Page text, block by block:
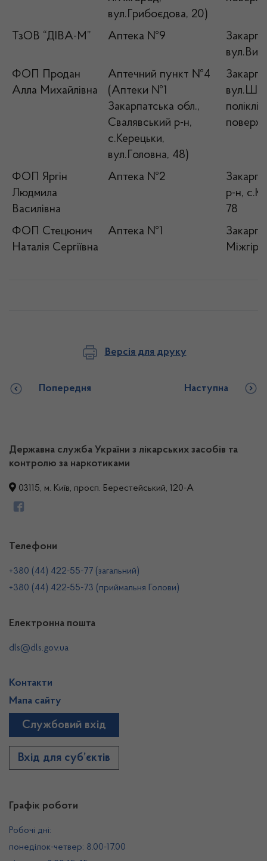
вул.Грибоєдова, 20)
ТзОВ “ДІВА-М” Аптека №9
ФОП Продан
Алла Михайлівна
Аптечний пункт №4
(Аптеки №1
Закарпатська обл.,
Свалявський р-н,
с.Керецьки,
вул.Головна, 48)
поверх
ФОП Яргін
Людмила
Василівна
Аптека №2
р-н,
78
ФОП Стецюнич
Наталія Сергіївна
Аптека №1
Версія для друку
Попередня Наступна
Державна служба України з лікарських засобів та
контролю за наркотиками
03115, м. Київ, просп. Берестейський, 120-А
Графік роботи
Робочі дні:
понеділок-четвер: 8.00-17.00
Телефони
+380 (44) 422-55-77 (загальний)
+380 (44) 422-55-73 (приймальня Голови)
Електронна пошта
dls@dls.gov.ua
Контакти
Мапа сайту
Службовий вхід
Вхід для суб’єктів